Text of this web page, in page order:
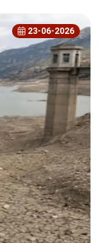
23-06-2026